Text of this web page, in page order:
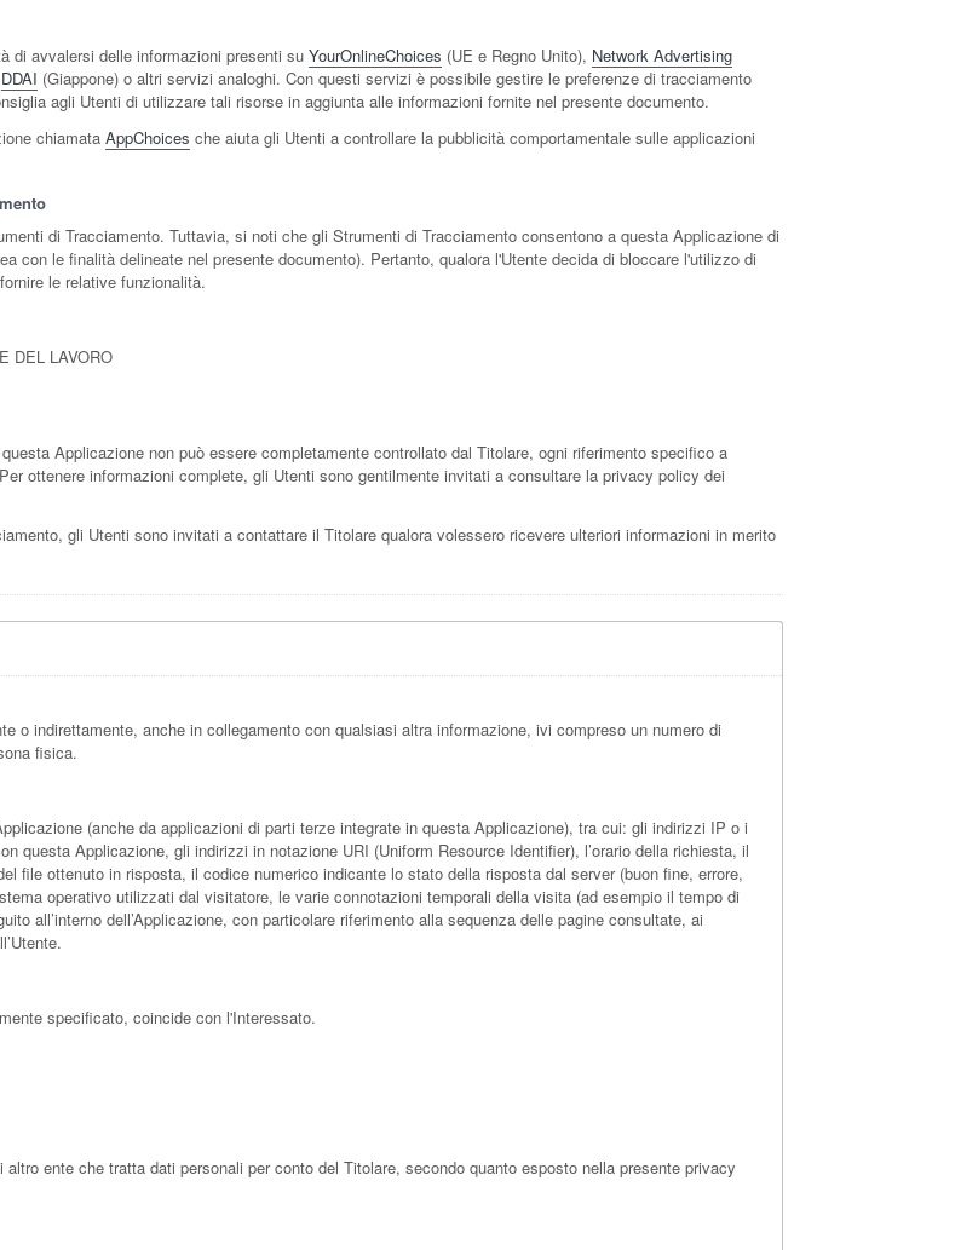
di avvalersi delle informazioni presenti su YourOnlineChoices (UE e Regno Unito), Network Advertising
DDAI (Giappone) o altri servizi analoghi. Con questi servizi è possibile gestire le preferenze di tracciamento
agli Utenti di utilizzare tali risorse in aggiunta alle informazioni fornite nel presente documento.
chiamata AppChoices che aiuta gli Utenti a controllare la pubblicità comportamentale sulle applicazioni
di Tracciamento. Tuttavia, si noti che gli Strumenti di Tracciamento consentono a questa Applicazione di
con le finalità delineate nel presente documento). Pertanto, qualora l'Utente decida di bloccare l'utilizzo di
le relative funzionalità.
DEL LAVORO
Applicazione non può essere completamente controllato dal Titolare, ogni riferimento specifico a
ottenere informazioni complete, gli Utenti sono gentilmente invitati a consultare la privacy policy dei
gli Utenti sono invitati a contattare il Titolare qualora volessero ricevere ulteriori informazioni in merito
o indirettamente, anche in collegamento con qualsiasi altra informazione, ivi compreso un numero di
fisica.
(anche da applicazioni di parti terze integrate in questa Applicazione), tra cui: gli indirizzi IP o i
questa Applicazione, gli indirizzi in notazione URI (Uniform Resource Identifier), l’orario della richiesta, il
file ottenuto in risposta, il codice numerico indicante lo stato della risposta dal server (buon fine, errore,
operativo utilizzati dal visitatore, le varie connotazioni temporali della visita (ad esempio il tempo di
all’interno dell’Applicazione, con particolare riferimento alla sequenza delle pagine consultate, ai
specificato, coincide con l'Interessato.
ente che tratta dati personali per conto del Titolare, secondo quanto esposto nella presente privacy